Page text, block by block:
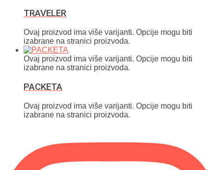
TRAVELER
Ovaj proizvod ima više varijanti. Opcije mogu biti
izabrane na stranici proizvoda.
Ovaj proizvod ima više varijanti. Opcije mogu biti
izabrane na stranici proizvoda.
PACKETA
Ovaj proizvod ima više varijanti. Opcije mogu biti
izabrane na stranici proizvoda.